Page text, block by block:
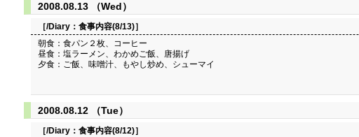
2008.08.13 （Wed）
［/Diary： 食事内容(8/13)］
朝食：食パン２枚、コーヒー
昼食：塩ラーメン、わかめご飯、唐揚げ
夕食：ご飯、味噌汁、もやし炒め、シューマイ
2008.08.12 （Tue）
［/Diary： 食事内容(8/12)］